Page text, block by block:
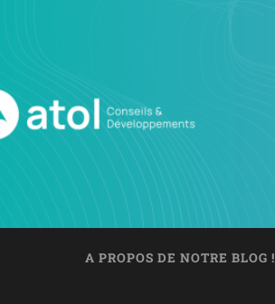
A PROPOS DE NOTRE BLOG !